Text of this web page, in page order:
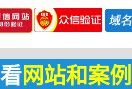
看网站和案例